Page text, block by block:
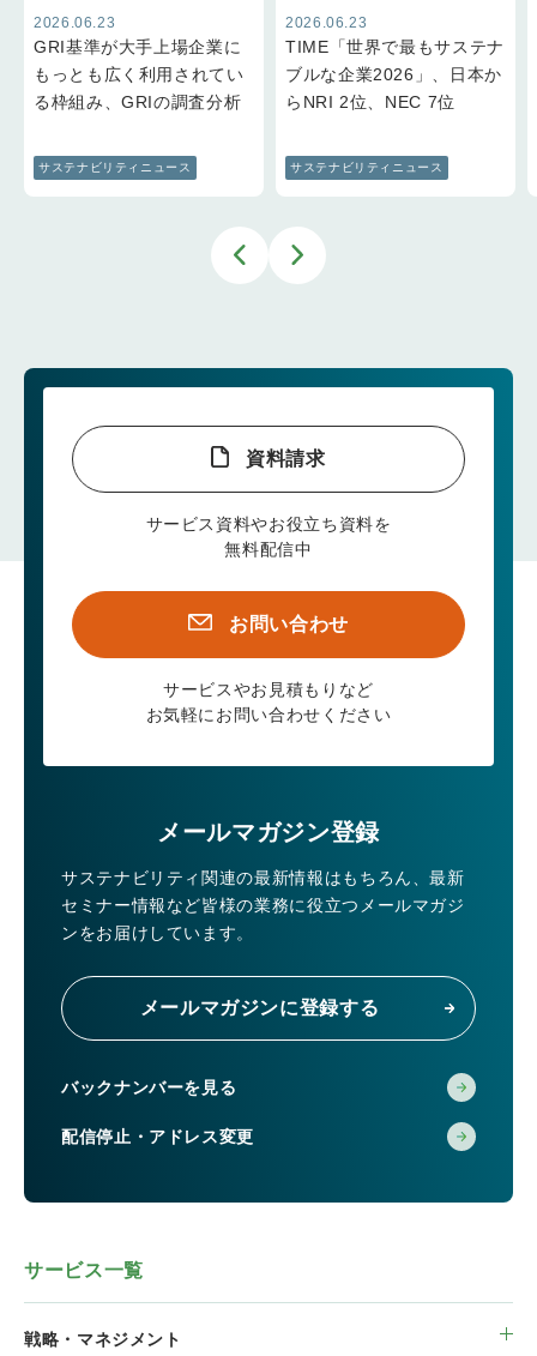
2026.06.23
GRI基準が大手上場企業に
もっとも広く利用されてい
る枠組み、GRIの調査分析
サステナビリティニュース
2026.06.23
TIME「世界で最もサステナ
ブルな企業2026」、日本か
らNRI 2位、NEC 7位
サステナビリティニュース
資料請求
サービス資料やお役立ち資料を
無料配信中
お問い合わせ
サービスやお見積もりなど
お気軽にお問い合わせください
メールマガジン登録
サステナビリティ関連の最新情報はもちろん、最新
セミナー情報など皆様の業務に役立つメールマガジ
ンをお届けしています。
メールマガジンに登録する
バックナンバーを見る
配信停止・アドレス変更
サービス一覧
戦略・マネジメント